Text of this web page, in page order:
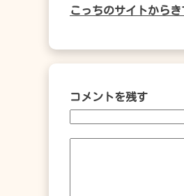
こっちのサイトからき
コメントを残す